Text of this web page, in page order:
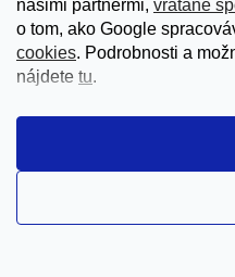
našimi partnermi, vrátane
o tom, ako Google
cookies. Podrobnosti a
nájdete tu.